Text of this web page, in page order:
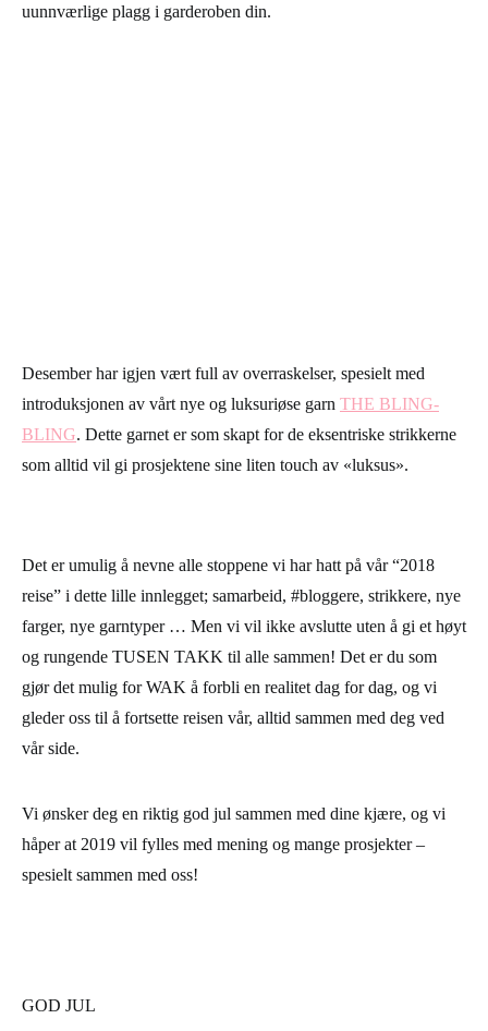
uunnværlige plagg i garderoben din.
Desember har igjen vært full av overraskelser, spesielt med
introduksjonen av vårt nye og luksuriøse garn THE BLING-
BLING. Dette garnet er som skapt for de eksentriske strikkerne
som alltid vil gi prosjektene sine liten touch av «luksus».
Det er umulig å nevne alle stoppene vi har hatt på vår “2018
reise” i dette lille innlegget; samarbeid, #bloggere, strikkere, nye
farger, nye garntyper … Men vi vil ikke avslutte uten å gi et høyt
og rungende TUSEN TAKK til alle sammen! Det er du som
gjør det mulig for WAK å forbli en realitet dag for dag, og vi
gleder oss til å fortsette reisen vår, alltid sammen med deg ved
vår side.
Vi ønsker deg en riktig god jul sammen med dine kjære, og vi
håper at 2019 vil fylles med mening og mange prosjekter –
spesielt sammen med oss!
GOD JUL